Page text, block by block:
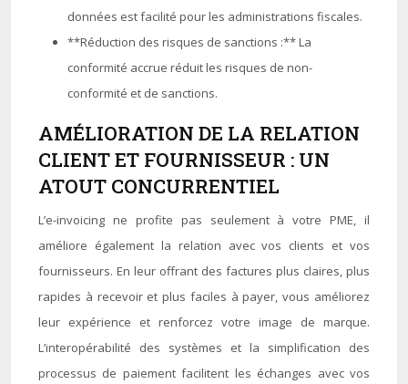
données est facilité pour les administrations fiscales.
**Réduction des risques de sanctions :** La
conformité accrue réduit les risques de non-
conformité et de sanctions.
AMÉLIORATION DE LA RELATION
CLIENT ET FOURNISSEUR : UN
ATOUT CONCURRENTIEL
L’e-invoicing ne profite pas seulement à votre PME, il
améliore également la relation avec vos clients et vos
fournisseurs. En leur offrant des factures plus claires, plus
rapides à recevoir et plus faciles à payer, vous améliorez
leur expérience et renforcez votre image de marque.
L’interopérabilité des systèmes et la simplification des
processus de paiement facilitent les échanges avec vos